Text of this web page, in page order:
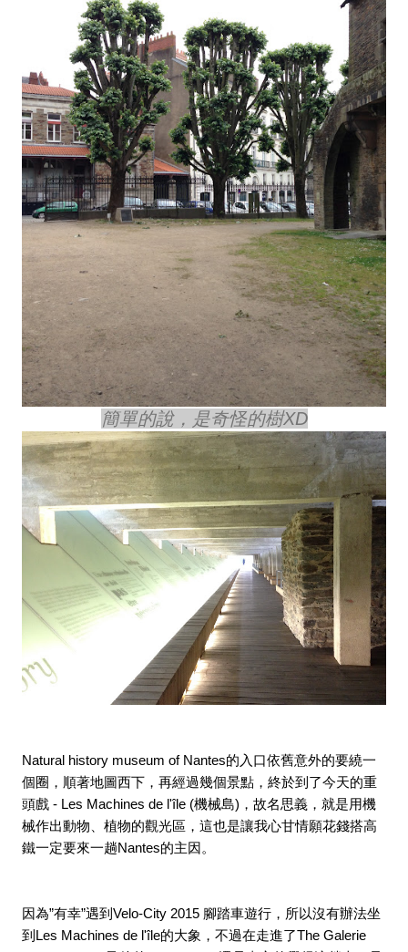
簡單的說，是奇怪的樹XD
Natural history museum of Nantes的入口依舊意外的要繞一
個圈，順著地圖西下，再經過幾個景點，終於到了今天的重
頭戲 - Les Machines de l'île (機械島)，故名思義，就是用機
械作出動物、植物的觀光區，這也是讓我心甘情願花錢搭高
鐵一定要來一趟Nantes的主因。
因為”有幸”遇到Velo-City 2015 腳踏車遊行，所以沒有辦法坐
到Les Machines de l'île的大象，不過在走進了The Galerie